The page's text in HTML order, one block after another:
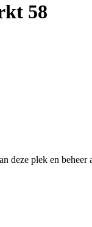
58
plek en beheer